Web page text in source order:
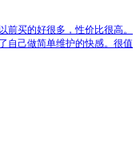
买的好很多，性价比很高。
自己做简单维护的快感。很值